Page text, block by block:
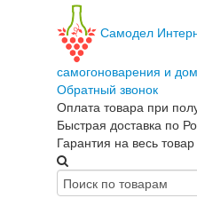
Самодел
самогоноварения и
Обратный звонок
Оплата товара при
Быстрая доставка по
Гарантия на весь